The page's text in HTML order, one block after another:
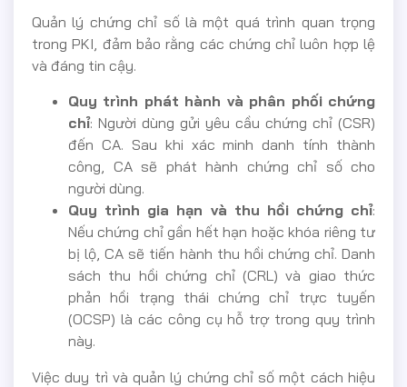
Quản lý chứng chỉ số là một quá trình quan trọng
trong PKI, đảm bảo rằng các chứng chỉ luôn hợp lệ
và đáng tin cậy.
Quy trình phát hành và phân phối chứng
chỉ: Người dùng gửi yêu cầu chứng chỉ (CSR)
đến CA. Sau khi xác minh danh tính thành
công, CA sẽ phát hành chứng chỉ số cho
người dùng.
Quy trình gia hạn và thu hồi chứng chỉ:
Nếu chứng chỉ gần hết hạn hoặc khóa riêng tư
bị lộ, CA sẽ tiến hành thu hồi chứng chỉ. Danh
sách thu hồi chứng chỉ (CRL) và giao thức
phản hồi trạng thái chứng chỉ trực tuyến
(OCSP) là các công cụ hỗ trợ trong quy trình
này.
Việc duy trì và quản lý chứng chỉ số một cách hiệu